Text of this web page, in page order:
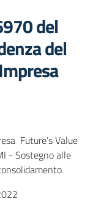
del
del
Future’s Value
- Sostegno alle